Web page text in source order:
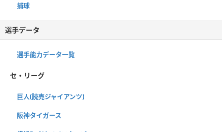
捕球
選手データ
選手能力データ一覧
セ・リーグ
巨人(読売ジャイアンツ)
阪神タイガース